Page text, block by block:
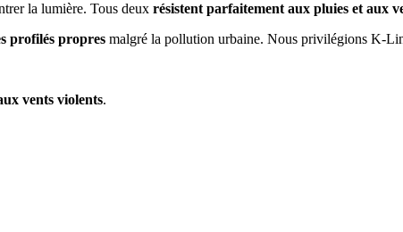
la lumière. Tous deux résistent parfaitement aux pluies et aux
profilés propres malgré la pollution urbaine. Nous privilégions K-
vents violents.